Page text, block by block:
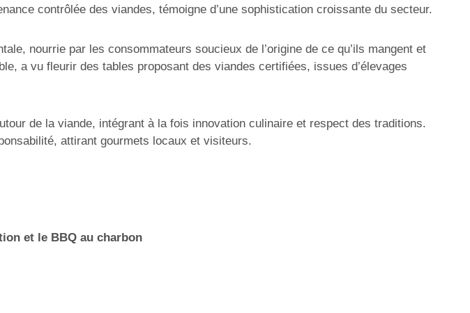
contrôlée des viandes, témoigne d’une sophistication croissante du secteur.
nourrie par les consommateurs soucieux de l’origine de ce qu’ils mangent et
a vu fleurir des tables proposant des viandes certifiées, issues d’élevages
de la viande, intégrant à la fois innovation culinaire et respect des traditions.
attirant gourmets locaux et visiteurs.
et le BBQ au charbon